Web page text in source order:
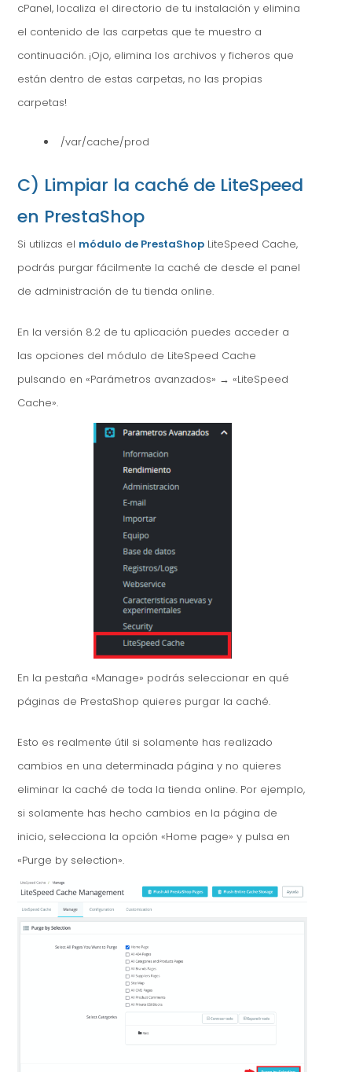
cPanel, localiza el directorio de tu instalación y elimina
el contenido de las carpetas que te muestro a
continuación. ¡Ojo, elimina los archivos y ficheros que
están dentro de estas carpetas, no las propias
carpetas!
/var/cache/prod
C) Limpiar la caché de LiteSpeed
en PrestaShop
Si utilizas el módulo de PrestaShop LiteSpeed Cache,
podrás purgar fácilmente la caché de desde el panel
de administración de tu tienda online.
En la versión 8.2 de tu aplicación puedes acceder a
las opciones del módulo de LiteSpeed Cache
pulsando en «Parámetros avanzados» → «LiteSpeed
Cache».
En la pestaña «Manage» podrás seleccionar en qué
páginas de PrestaShop quieres purgar la caché.
Esto es realmente útil si solamente has realizado
cambios en una determinada página y no quieres
eliminar la caché de toda la tienda online. Por ejemplo,
si solamente has hecho cambios en la página de
inicio, selecciona la opción «Home page» y pulsa en
«Purge by selection».